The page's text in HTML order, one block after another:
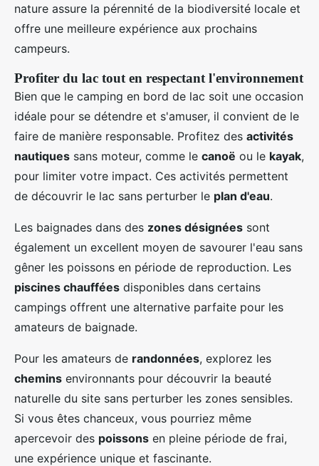
nature assure la pérennité de la biodiversité locale et
offre une meilleure expérience aux prochains
campeurs.
Profiter du lac tout en respectant l'environnement
Bien que le camping en bord de lac soit une occasion
idéale pour se détendre et s'amuser, il convient de le
faire de manière responsable. Profitez des activités
nautiques sans moteur, comme le canoë ou le kayak,
pour limiter votre impact. Ces activités permettent
de découvrir le lac sans perturber le plan d'eau.
Les baignades dans des zones désignées sont
également un excellent moyen de savourer l'eau sans
gêner les poissons en période de reproduction. Les
piscines chauffées disponibles dans certains
campings offrent une alternative parfaite pour les
amateurs de baignade.
Pour les amateurs de randonnées, explorez les
chemins environnants pour découvrir la beauté
naturelle du site sans perturber les zones sensibles.
Si vous êtes chanceux, vous pourriez même
apercevoir des poissons en pleine période de frai,
une expérience unique et fascinante.